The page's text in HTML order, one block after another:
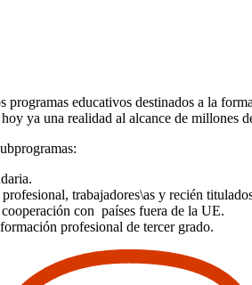
educativos destinados a la
ya una realidad al alcance de millones
trabajadores\as y recién
con países fuera de la UE.
profesional de tercer grado.